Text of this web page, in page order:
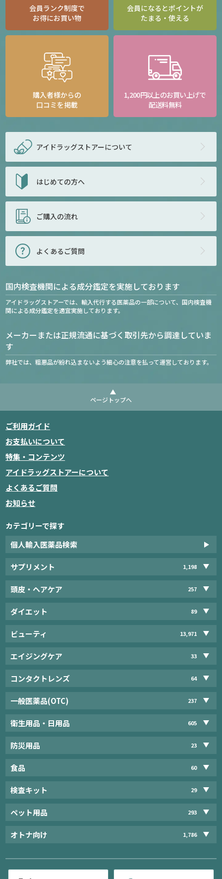
会員ランク制度で
お得にお買い物
会員になるとポイントが
たまる・使える
購入者様からの
口コミを掲載
1,200円以上のお買い上げで
配送料無料
アイドラッグストアーについて
はじめての方へ
ご購入の流れ
よくあるご質問
国内検査機関による成分鑑定を実施しております
アイドラッグストアーでは、輸入代行する医薬品の一部について、国内検査機
関による成分鑑定を適宜実施しております。
メーカーまたは正規流通に基づく取引先から調達していま
す
弊社では、粗悪品が紛れ込まないよう細心の注意を払って運営しております。
ページトップへ
ご利用ガイド
お支払いについて
特集・コンテンツ
アイドラッグストアーについて
よくあるご質問
お知らせ
カテゴリーで探す
個人輸入医薬品検索
サプリメント 1,198
頭皮・ヘアケア 257
ダイエット 89
ビューティ 13,971
エイジングケア 33
コンタクトレンズ 64
一般医薬品(OTC) 237
衛生用品・日用品 605
防災用品 23
食品 60
検査キット 29
ペット用品 293
オトナ向け 1,786